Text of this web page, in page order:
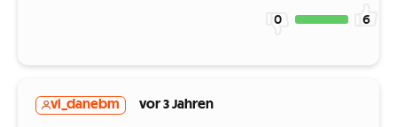
0 6
vl_danebm vor 3 Jahren